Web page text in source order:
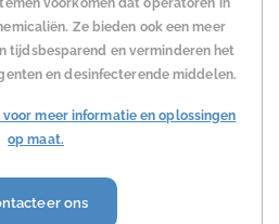
voorkomen dat operatoren in
Ze bieden ook een meer
tijdsbesparend en verminderen het
en desinfecterende middelen.
meer informatie en oplossingen
op maat.
ons